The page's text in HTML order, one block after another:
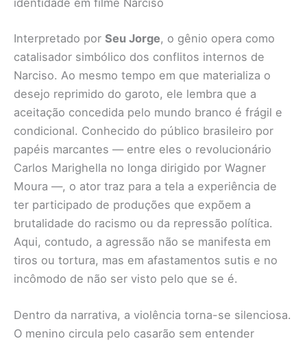
Interpretado por Seu Jorge, o gênio opera como
catalisador simbólico dos conflitos internos de
Narciso. Ao mesmo tempo em que materializa o
desejo reprimido do garoto, ele lembra que a
aceitação concedida pelo mundo branco é frágil e
condicional. Conhecido do público brasileiro por
papéis marcantes — entre eles o revolucionário
Carlos Marighella no longa dirigido por Wagner
Moura —, o ator traz para a tela a experiência de
ter participado de produções que expõem a
brutalidade do racismo ou da repressão política.
Aqui, contudo, a agressão não se manifesta em
tiros ou tortura, mas em afastamentos sutis e no
incômodo de não ser visto pelo que se é.
Dentro da narrativa, a violência torna-se silenciosa.
O menino circula pelo casarão sem entender